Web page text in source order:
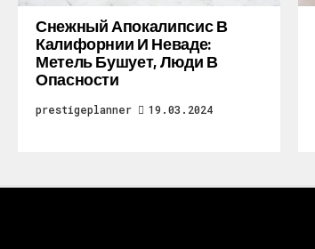
Снежный Апокалипсис В
Калифорнии И Неваде:
Метель Бушует, Люди В
Опасности
prestigeplanner 19.03.2024